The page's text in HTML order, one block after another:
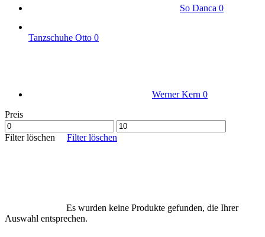
So Danca 0
Tanzschuhe Otto 0
Werner Kern 0
Preis
Filter löschen Filter löschen
Es wurden keine Produkte gefunden, die Ihrer
Auswahl entsprechen.